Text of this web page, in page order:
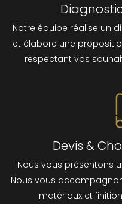
Notre équipe réalise un
et élabore une
respectant vos
Devis &
Nous vous présentons
Nous vous
matériaux et